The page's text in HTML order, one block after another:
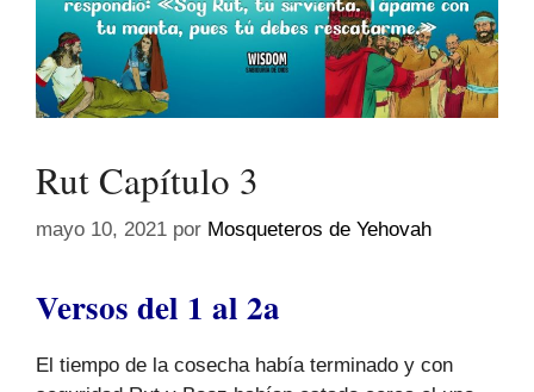
Rut Capítulo 3
mayo 10, 2021 por Mosqueteros de Yehovah
Versos del 1 al 2a
El tiempo de la cosecha había terminado y con